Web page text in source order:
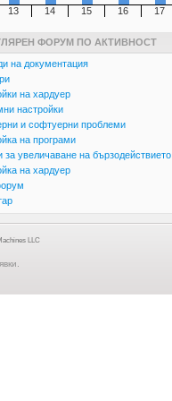
13 14 15 16 17
ФОРУМ ПО АКТИВНОСТ
на документация
на хардуер
настройки
и софтуерни проблеми
на програми
за увеличаване на бързодействието
на хардуер
LLC